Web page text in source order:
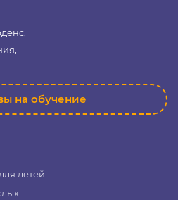
на обучение
детей